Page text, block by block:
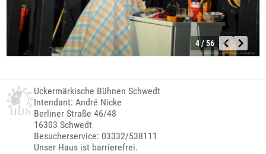
4 / 56
Uckermärkische Bühnen Schwedt
Intendant: André Nicke
Berliner Straße 46/48
16303 Schwedt
Besucherservice: 03332/538111
Unser Haus ist barrierefrei.